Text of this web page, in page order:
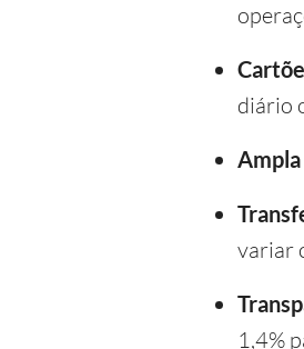
diário
variar
1,4%